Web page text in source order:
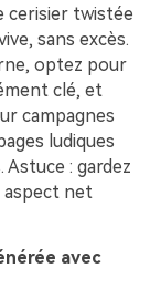
cerisier twistée
sans excès.
optez pour
clé, et
campagnes
ludiques
: gardez
aspect net
avec